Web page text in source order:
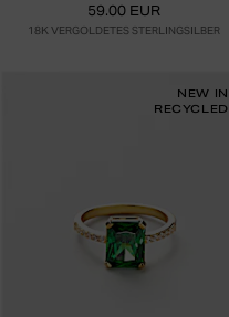
59.00 EUR
18K VERGOLDETES STERLINGSILBER
NEW IN
RECYCLED